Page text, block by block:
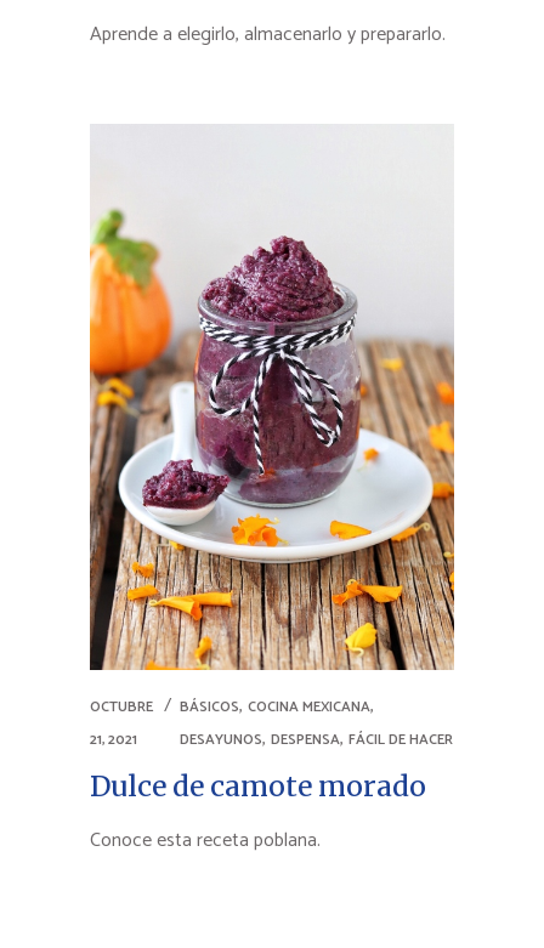
Aprende a elegirlo, almacenarlo y prepararlo.
OCTUBRE
21, 2021
BÁSICOS, COCINA MEXICANA,
DESAYUNOS, DESPENSA, FÁCIL DE HACER
Dulce de camote morado
Conoce esta receta poblana.